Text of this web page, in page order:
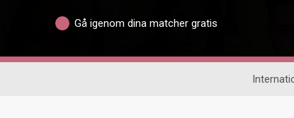
Gå igenom dina matcher gratis